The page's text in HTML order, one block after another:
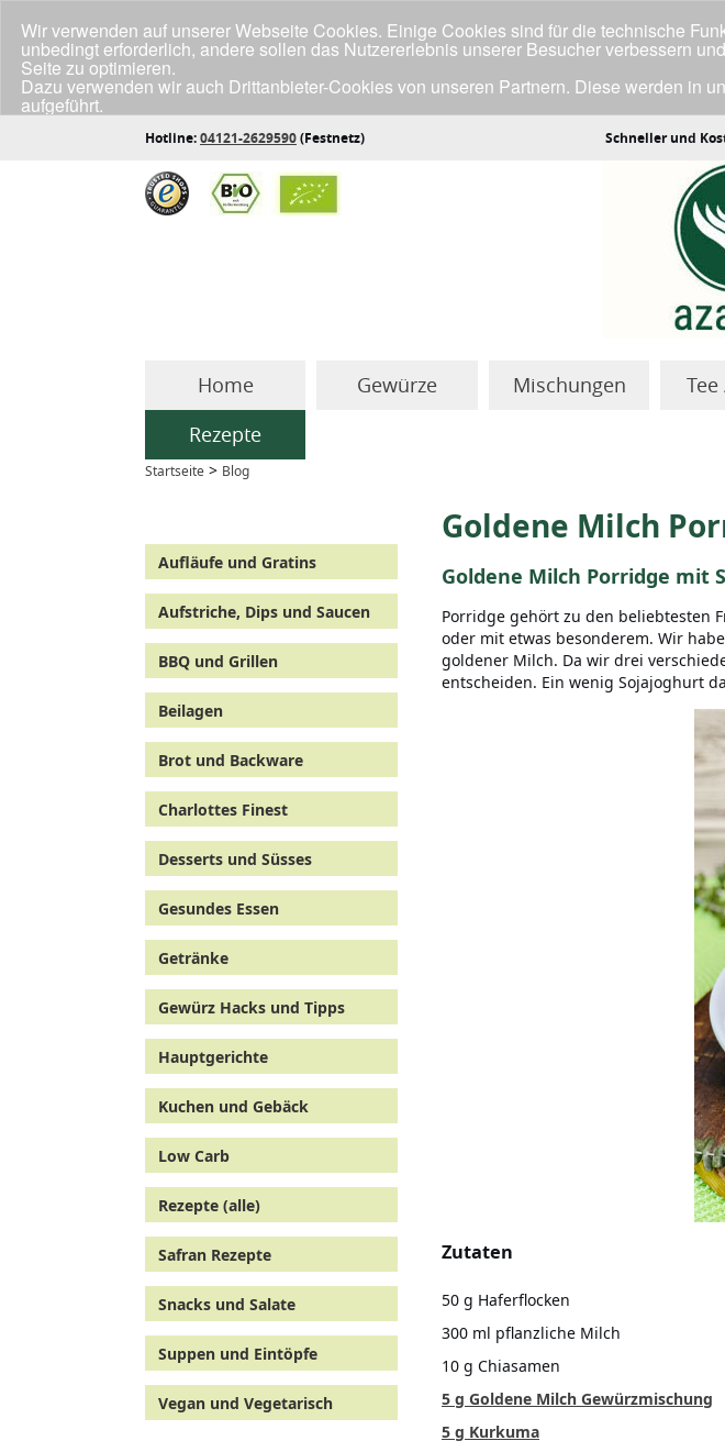
Hotline:04121-2629590(Festnetz) Schneller und
Home Gewürze Mischungen
Rezepte
Startseite > Blog
Aufläufe und Gratins
Aufstriche, Dips und Saucen
BBQ und Grillen
Beilagen
Brot und Backware
Charlottes Finest
Desserts und Süsses
Gesundes Essen
Getränke
Gewürz Hacks und Tipps
Hauptgerichte
Kuchen und Gebäck
Low Carb
Rezepte (alle)
Safran Rezepte
Snacks und Salate
Suppen und Eintöpfe
Vegan und Vegetarisch
Goldene Milch
Goldene Milch Porridge mit
Porridge gehört zu den beliebtesten
oder mit etwas besonderem. Wir
goldener Milch. Da wir drei
entscheiden. Ein wenig Sojajoghurt
Zutaten
50 g Haferflocken
300 ml pflanzliche Milch
10 g Chiasamen
5 g Goldene Milch Gewürzmischung
5 g Kurkuma
Wir verwenden auf unserer Webseite Cookies. Einige Cookies sind für die technische
unbedingt erforderlich, andere sollen das Nutzererlebnis unserer Besucher verbessern
Seite zu optimieren.
Dazu verwenden wir auch Drittanbieter-Cookies von unseren Partnern. Diese werden in
aufgeführt.
Klicke unten auf "Annehmen", wenn du mit der Verwendung aller Cookies einverstanden